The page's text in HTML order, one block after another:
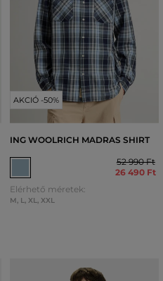
AKCIÓ -50%
ING WOOLRICH MADRAS SHIRT
52 990 Ft
26 490 Ft
Elérhető méretek:
M, L, XL, XXL